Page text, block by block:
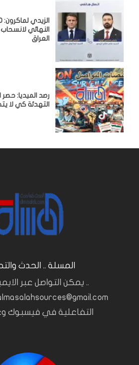
النهائي
العراق
رصد الميديا:
التهدئة كي لا
المسلة .. الحدث
.. يمكن التواصل عبر
التفاعلية في فيسبوك